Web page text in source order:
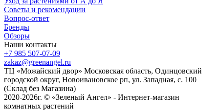
Советы и рекомендации
Вопрос-ответ
Бренды
Обзоры
Наши контакты
+7 985 507-07-09
zakaz@greenangel.ru
ТЦ «Можайский двор» Московская область, Одинцовский
городской округ, Новоивановское рп, ул. Западная, с. 100
(Склад без Магазина)
2020-2026г. © «Зеленый Ангел» - Интернет-магазин
комнатных растений